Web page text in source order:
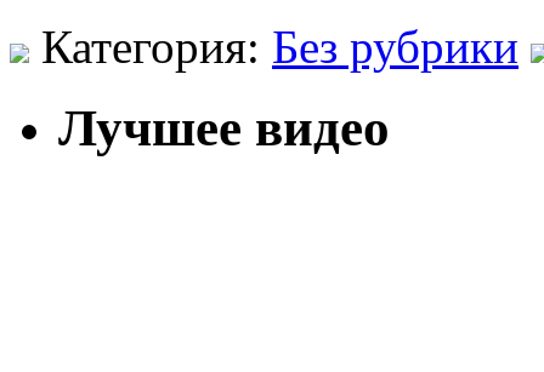
Категория: Без рубрики
Лучшее видео